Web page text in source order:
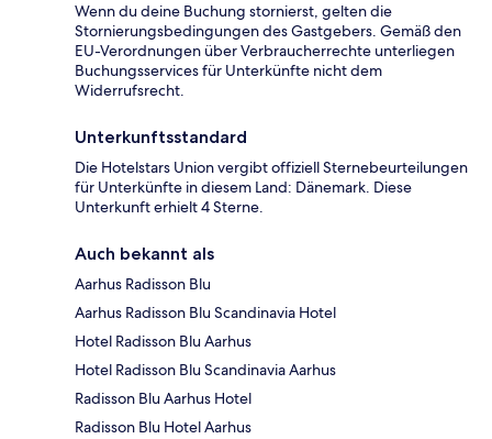
Wenn du deine Buchung stornierst, gelten die
Stornierungsbedingungen des Gastgebers. Gemäß den
EU-Verordnungen über Verbraucherrechte unterliegen
Buchungsservices für Unterkünfte nicht dem
Widerrufsrecht.
Unterkunftsstandard
Die Hotelstars Union vergibt offiziell Sternebeurteilungen
für Unterkünfte in diesem Land: Dänemark. Diese
Unterkunft erhielt 4 Sterne.
Auch bekannt als
Aarhus Radisson Blu
Aarhus Radisson Blu Scandinavia Hotel
Hotel Radisson Blu Aarhus
Hotel Radisson Blu Scandinavia Aarhus
Radisson Blu Aarhus Hotel
Radisson Blu Hotel Aarhus